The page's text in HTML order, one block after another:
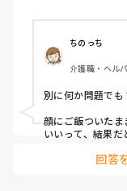
ちのっち
介護職・ヘル
別に何か問題でも
顔にご飯ついた
いいって、結果だ
私お風呂専属で
回答